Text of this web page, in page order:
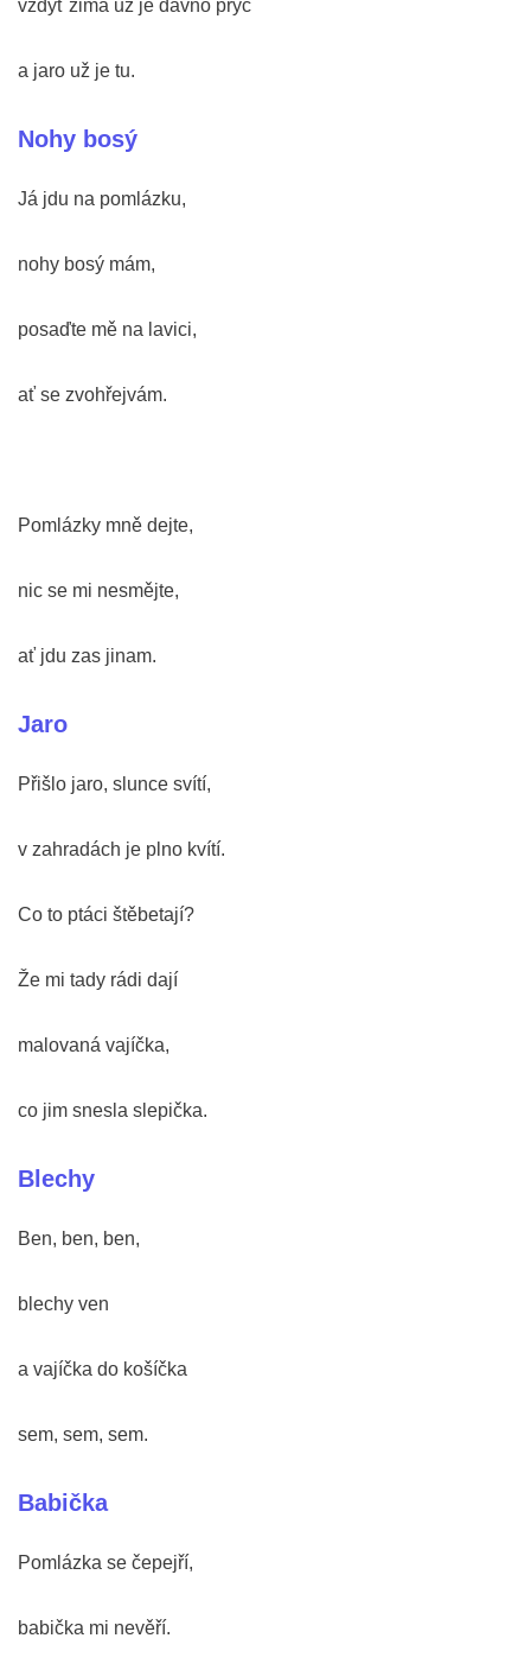
vždyť zima už je dávno pryč
a jaro už je tu.
Nohy bosý
Já jdu na pomlázku,
nohy bosý mám,
posaďte mě na lavici,
ať se zvohřejvám.
Pomlázky mně dejte,
nic se mi nesmějte,
ať jdu zas jinam.
Jaro
Přišlo jaro, slunce svítí,
v zahradách je plno kvítí.
Co to ptáci štěbetají?
Že mi tady rádi dají
malovaná vajíčka,
co jim snesla slepička.
Blechy
Ben, ben, ben,
blechy ven
a vajíčka do košíčka
sem, sem, sem.
Babička
Pomlázka se čepejří,
babička mi nevěří.